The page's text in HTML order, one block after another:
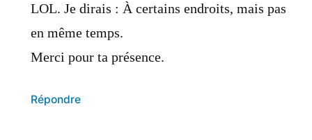
LOL. Je dirais : À certains endroits, mais pas
en même temps.
Merci pour ta présence.
Répondre